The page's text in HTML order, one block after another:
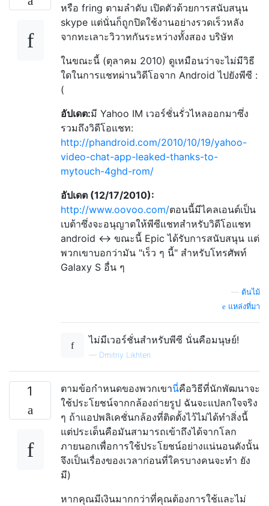
หรือ fring ตามลำดับ เปิดตัวด้วยการสนับสนุน
skype แต่นั่นก็ถูกปิดใช้งานอย่างรวดเร็วหลัง
จากทะเลาะวิวาทกันระหว่างทั้งสอง บริษัท
ในขณะนี้ (ตุลาคม 2010) ดูเหมือนว่าจะไม่มีวิธี
ใดในการแชทผ่านวิดีโอจาก Android ไปยังพีซี :
(
อัปเดต:มี Yahoo IM เวอร์ชั่นรั่วไหลออกมาซึ่ง
รวมถึงวิดีโอแชท:
http://phandroid.com/2010/10/19/yahoo-
video-chat-app-leaked-thanks-to-
mytouch-4ghd-rom/
อัปเดต (12/17/2010):
http://www.oovoo.com/ตอนนี้มีไคลเอนต์เป็น
เบต้าซึ่งจะอนุญาตให้พีซีแชทสำหรับวิดีโอแชท
android <-> ขณะนี้ Epic ได้รับการสนับสนุน แต่
พวกเขาบอกว่ามัน "เร็ว ๆ นี้" สำหรับโทรศัพท์
Galaxy S อื่น ๆ
ต้นไม้
แหล่งที่มา
ไม่มีเวอร์ชั่นสำหรับพีซี นั่นคือมนุษย์!
— Dmitriy Likhten
1 ตามข้อกำหนดของพวกเขานี่คือวิธีที่นักพัฒนาจะ
ใช้ประโยชน์จากกล้องถ่ายรูป ฉันจะแปลกใจจริง
ๆ ถ้าแอปพลิเคชั่นกล้องที่ติดตั้งไว้ไม่ได้ทำสิ่งนี้
แต่ประเด็นคือมันสามารถเข้าถึงได้จากโลก
ภายนอกเพื่อการใช้ประโยชน์อย่างแน่นอนดังนั้น
จึงเป็นเรื่องของเวลาก่อนที่ใครบางคนจะทำ ยัง
มี)
หากคุณมีเงินมากกว่าที่คุณต้องการใช้และไม่